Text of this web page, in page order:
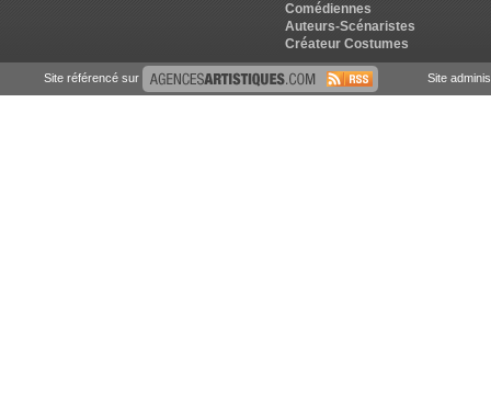
Comédiennes
Auteurs-Scénaristes
Créateur Costumes
Site référencé sur Site